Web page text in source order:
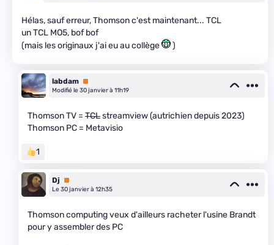
Hélas, sauf erreur, Thomson c'est maintenant... TCL
un TCL MO5, bof bof
(mais les originaux j'ai eu au collège
)
labdam Premium
Modifié le 30 janvier à 11h19
Thomson TV = TCLstreamview (autrichien depuis 2023)
Thomson PC = Metavisio
1
Dj
Premium
Le 30 janvier à 12h35
Thomson computing veux d'ailleurs racheter l'usine Brandt
pour y assembler des PC